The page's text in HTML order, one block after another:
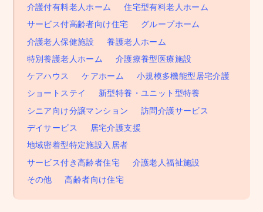
介護付有料老人ホーム
住宅型有料老人ホーム
サービス付高齢者向け住宅
グループホーム
介護老人保健施設
養護老人ホーム
特別養護老人ホーム
介護療養型医療施設
ケアハウス
ケアホーム
小規模多機能型居宅介護
ショートステイ
新型特養・ユニット型特養
シニア向け分譲マンション
訪問介護サービス
デイサービス
居宅介護支援
地域密着型特定施設入居者
サービス付き高齢者住宅
介護老人福祉施設
その他
高齢者向け住宅